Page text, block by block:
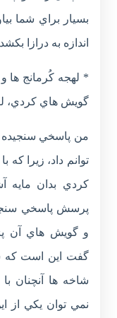
بسيار براي شما
اندازه به درازا
* لهجه کُرمانج ها
گويش هاي کردي،
من پاسخي سنجيده
توانم داد، زيرا که
کردي بدان مايه
پرسش پاسخي
و گويش هاي آن
گفت اين است که
شاخه ها آنچنان با
نمي توان يکي از